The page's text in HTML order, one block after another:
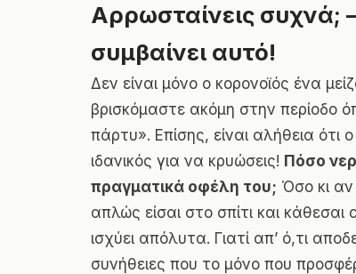
Αρρωσταίνεις συχνά;
συμβαίνει αυτό!
Δεν είναι μόνο ο κορoνοϊός ένα
βρισκόμαστε ακόμη στην περίοδο
πάρτυ». Επίσης, είναι αλήθεια ότι
ιδανικός για να κρυώσεις! Πόσο
πραγματικά οφέλη του; Όσο κι αν
απλώς είσαι στο σπίτι και
ισχύει απόλυτα. Γιατί απ’ ό,τι
συνήθειες που το μόνο που